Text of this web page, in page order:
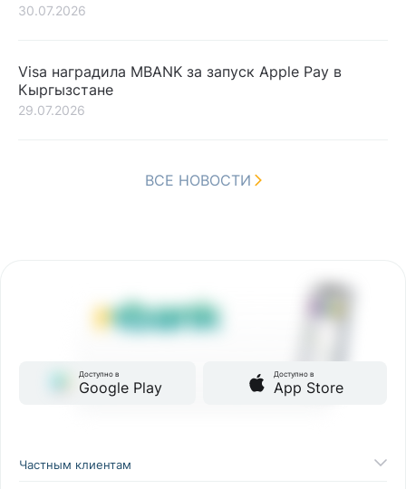
30.07.2026
Visa наградила MBANK за запуск Apple Pay в
Кыргызстане
29.07.2026
ВСЕ НОВОСТИ
Доступно в
Google Play
Доступно в
App Store
Частным клиентам